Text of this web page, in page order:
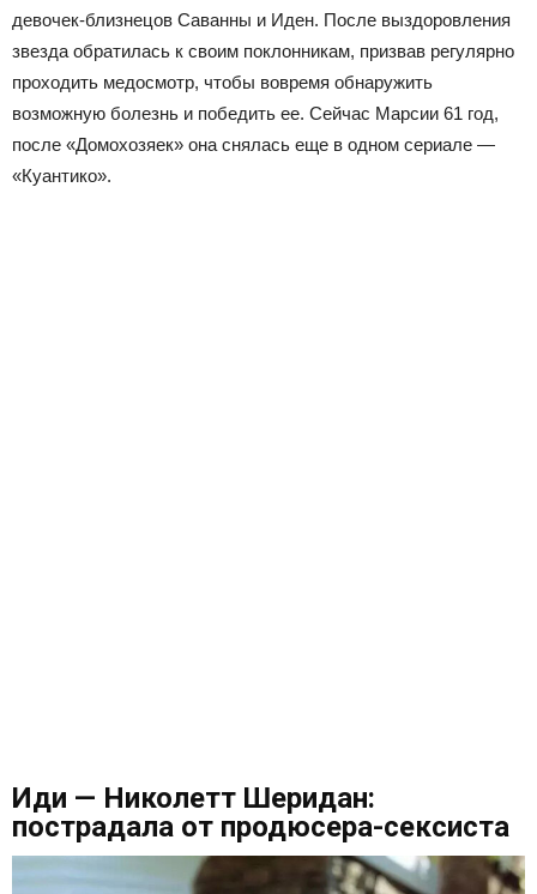
девочек-близнецов Саванны и Иден. После выздоровления
звезда обратилась к своим поклонникам, призвав регулярно
проходить медосмотр, чтобы вовремя обнаружить
возможную болезнь и победить ее. Сейчас Марсии 61 год,
после «Домохозяек» она снялась еще в одном сериале —
«Куантико».
Иди — Николетт Шеридан:
пострадала от продюсера-сексиста